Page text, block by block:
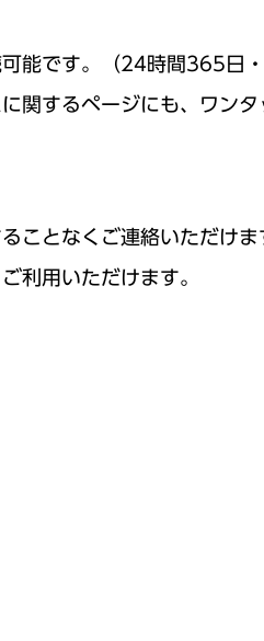
能です。（24時間365日・
関するページにも、ワンタ
ことなくご連絡いただけま
利用いただけます。